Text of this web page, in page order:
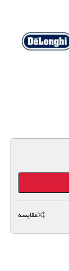
مقايسه